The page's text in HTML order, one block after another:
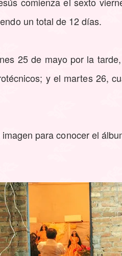
un total de 12 días.
25 de mayo por la
y el martes 26,
para conocer el